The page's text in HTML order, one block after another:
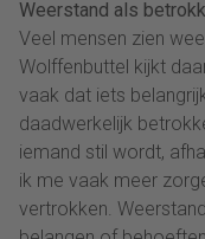
Weerstand als
Veel mensen zien
Wolffenbuttel kijkt
vaak dat iets
daadwerkelijk
iemand stil wordt,
ik me vaak meer
vertrokken.